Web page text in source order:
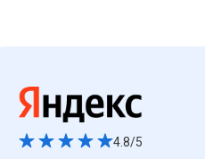
4.8/5